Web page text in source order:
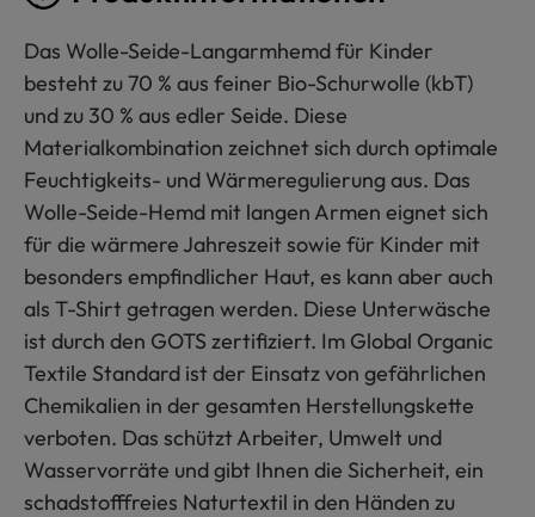
Das Wolle-Seide-Langarmhemd für Kinder
besteht zu 70 % aus feiner Bio-Schurwolle (kbT)
und zu 30 % aus edler Seide. Diese
Materialkombination zeichnet sich durch optimale
Feuchtigkeits- und Wärmeregulierung aus. Das
Wolle-Seide-Hemd mit langen Armen eignet sich
für die wärmere Jahreszeit sowie für Kinder mit
besonders empfindlicher Haut, es kann aber auch
als T-Shirt getragen werden. Diese Unterwäsche
ist durch den GOTS zertifiziert. Im Global Organic
Textile Standard ist der Einsatz von gefährlichen
Chemikalien in der gesamten Herstellungskette
verboten. Das schützt Arbeiter, Umwelt und
Wasservorräte und gibt Ihnen die Sicherheit, ein
schadstofffreies Naturtextil in den Händen zu